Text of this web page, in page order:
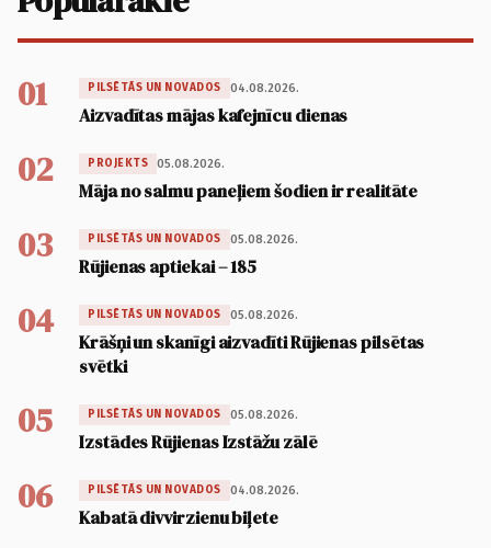
01 PILSĒTĀS UN NOVADOS 04.08.2026.
Aizvadītas mājas kafejnīcu dienas
02 PROJEKTS 05.08.2026.
Māja no salmu paneļiem šodien ir realitāte
03 PILSĒTĀS UN NOVADOS 05.08.2026.
Rūjienas aptiekai – 185
04 PILSĒTĀS UN NOVADOS 05.08.2026.
Krāšņi un skanīgi aizvadīti Rūjienas pilsētas
svētki
05 PILSĒTĀS UN NOVADOS 05.08.2026.
Izstādes Rūjienas Izstāžu zālē
06 PILSĒTĀS UN NOVADOS 04.08.2026.
Kabatā divvirzienu biļete